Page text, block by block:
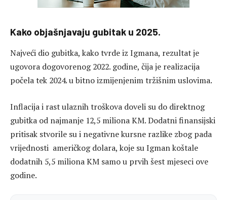
Kako objašnjavaju gubitak u 2025.
Najveći dio gubitka, kako tvrde iz Igmana, rezultat je
ugovora dogovorenog 2022. godine, čija je realizacija
počela tek 2024. u bitno izmijenjenim tržišnim uslovima.
Inflacija i rast ulaznih troškova doveli su do direktnog
gubitka od najmanje 12,5 miliona KM. Dodatni finansijski
pritisak stvorile su i negativne kursne razlike zbog pada
vrijednosti američkog dolara, koje su Igman koštale
dodatnih 5,5 miliona KM samo u prvih šest mjeseci ove
godine.